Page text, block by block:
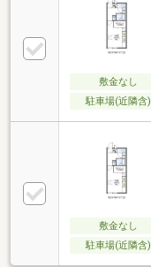
敷金なし
駐車場(近隣含)
敷金なし
駐車場(近隣含)